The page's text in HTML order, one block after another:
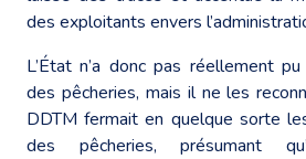
des exploitants envers
L’État n’a donc pas réellement
des pêcheries, mais il ne les
DDTM fermait en quelque sorte
des pêcheries, présumant